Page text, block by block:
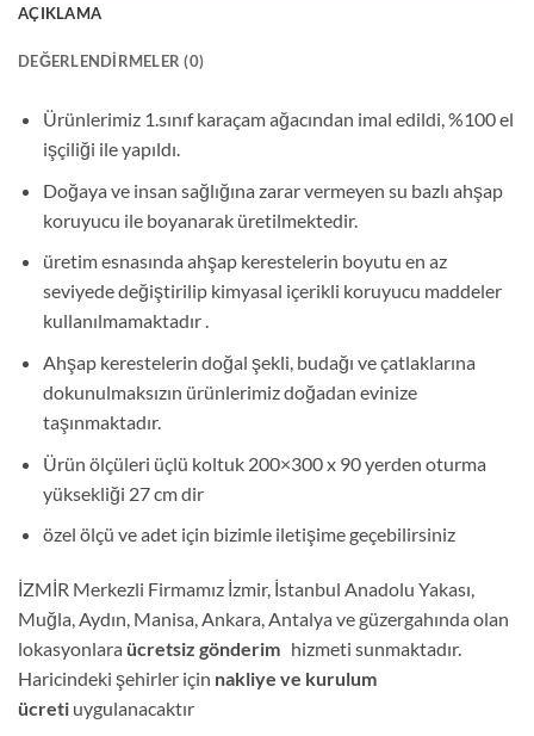
AÇIKLAMA
DEĞERLENDIRMELER (0)
Ürünlerimiz 1.sınıf karaçam ağacından imal edildi, %100 el
işçiliği ile yapıldı.
Doğaya ve insan sağlığına zarar vermeyen su bazlı ahşap
koruyucu ile boyanarak üretilmektedir.
üretim esnasında ahşap kerestelerin boyutu en az
seviyede değiştirilip kimyasal içerikli koruyucu maddeler
kullanılmamaktadır .
Ahşap kerestelerin doğal şekli, budağı ve çatlaklarına
dokunulmaksızın ürünlerimiz doğadan evinize
taşınmaktadır.
Ürün ölçüleri üçlü koltuk 200×300 x 90 yerden oturma
yüksekliği 27 cm dir
özel ölçü ve adet için bizimle iletişime geçebilirsiniz
İZMİR Merkezli Firmamız İzmir, İstanbul Anadolu Yakası,
Muğla, Aydın, Manisa, Ankara, Antalya ve güzergahında olan
lokasyonlara ücretsiz gönderim hizmeti sunmaktadır.
Haricindeki şehirler için nakliye ve kurulum
ücreti uygulanacaktır